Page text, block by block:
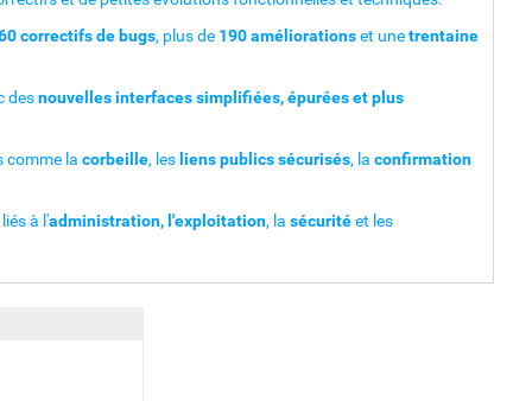
correctifs de bugs, plus de 190 améliorationset unetrentaine
desnouvelles interfaces simplifiées, épurées et plus
comme la corbeille, les liens publics sécurisés, la confirmation
à l'administration, l'exploitation, la sécuritéet les